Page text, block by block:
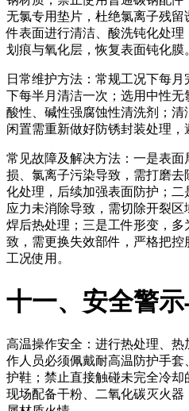
无氯专用垫片，杜绝氯离子残
件表面进行清洁、酸洗钝化处理
划痕与氧化层，恢复表面钝化膜
日常维护方法：常规工况下每
下每半月清洁一次；选用中性
酸性、碱性强腐蚀性清洗剂；
闲置需重新做好防锈封装处理，
常见故障及解决方法：一是表
损、氯离子污染导致，需打磨
化处理，后续加强表面防护；
应力未消除导致，需切除开裂
焊后热处理；三是工件形变，
致，需更换失效部件，严格把
工况使用。
十一、安全警
高温操作安全：进行热处理、
作人员必须佩戴耐高温防护手
护鞋；禁止直接触碰未完全冷
现场配备干粉、二氧化碳灭火